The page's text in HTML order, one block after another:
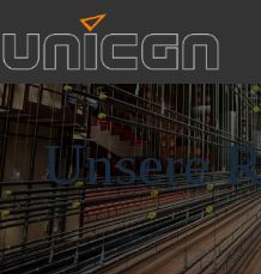
Inhalt
springen
Unsere